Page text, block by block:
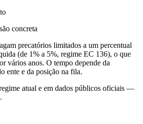
concreta
precatórios limitados a um percentual
(de 1% a 5%, regime EC 136), o que
vários anos. O tempo depende da
ente e da posição na fila.
atual e em dados públicos oficiais —